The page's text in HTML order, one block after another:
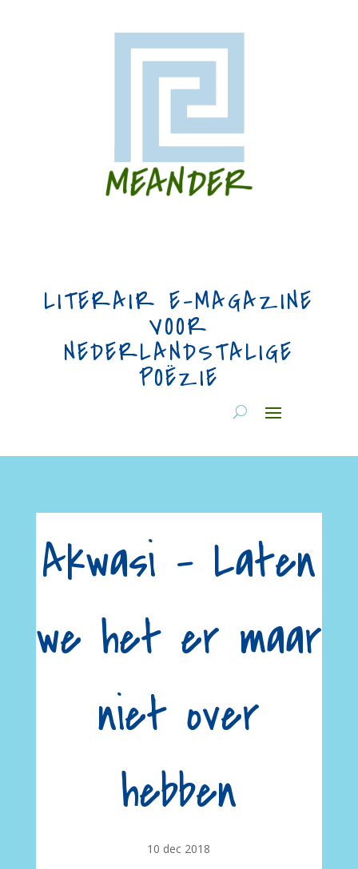
LITERAIR E-MAGAZINE
VOOR
NEDERLANDSTALIGE
POËZIE
Akwasi – Laten
we het er maar
niet over
hebben
10 dec 2018